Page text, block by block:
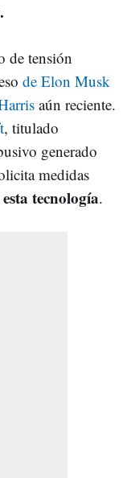
de tensión
de Elon Musk
aún reciente.
, titulado
generado
medidas
tecnología.